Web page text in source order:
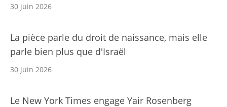
30 juin 2026
La pièce parle du droit de naissance, mais elle
parle bien plus que d'Israël
30 juin 2026
Le New York Times engage Yair Rosenberg